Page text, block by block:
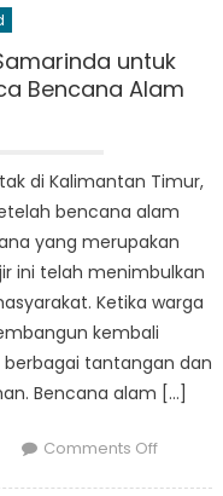
Model
Bagi
untuk
Bencana Alam
di Kalimantan Timur,
bencana alam
yang merupakan
ini telah menimbulkan
Ketika warga
kembali
tantangan dan
Bencana alam […]
Comments Offon